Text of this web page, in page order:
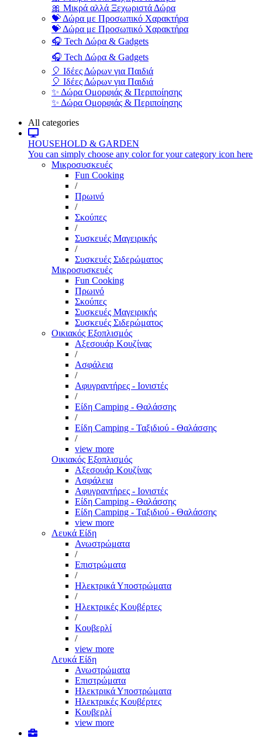
🎀 Μικρά αλλά Ξεχωριστά Δώρα
💝 Δώρα με Προσωπικό Χαρακτήρα
💝 Δώρα με Προσωπικό Χαρακτήρα
🎧 Tech Δώρα & Gadgets
🎧 Tech Δώρα & Gadgets
🎈 Ιδέες Δώρων για Παιδιά
🎈 Ιδέες Δώρων για Παιδιά
✨ Δώρα Ομορφιάς & Περιποίησης
✨ Δώρα Ομορφιάς & Περιποίησης
All categories
HOUSEHOLD & GARDEN
You can simply choose any color for your category icon here
Μικροσυσκευές
Fun Cooking
/
Πρωινό
/
Σκούπες
/
Συσκευές Μαγειρικής
/
Συσκευές Σιδερώματος
Μικροσυσκευές
Fun Cooking
Πρωινό
Σκούπες
Συσκευές Μαγειρικής
Συσκευές Σιδερώματος
Οικιακός Εξοπλισμός
Αξεσουάρ Κουζίνας
/
Ασφάλεια
/
Αφυγραντήρες - Ιονιστές
/
Είδη Camping - Θαλάσσης
/
Είδη Camping - Ταξιδιού - Θαλάσσης
/
view more
Οικιακός Εξοπλισμός
Αξεσουάρ Κουζίνας
Ασφάλεια
Αφυγραντήρες - Ιονιστές
Είδη Camping - Θαλάσσης
Είδη Camping - Ταξιδιού - Θαλάσσης
view more
Λευκά Είδη
Ανωστρώματα
/
Επιστρώματα
/
Ηλεκτρικά Υποστρώματα
/
Ηλεκτρικές Κουβέρτες
/
Κουβερλί
/
view more
Λευκά Είδη
Ανωστρώματα
Επιστρώματα
Ηλεκτρικά Υποστρώματα
Ηλεκτρικές Κουβέρτες
Κουβερλί
view more